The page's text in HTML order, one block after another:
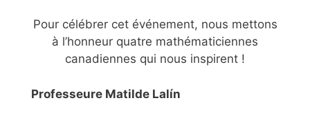
Pour célébrer cet événement, nous mettons
à l’honneur quatre mathématiciennes
canadiennes qui nous inspirent !
Professeure Matilde Lalín